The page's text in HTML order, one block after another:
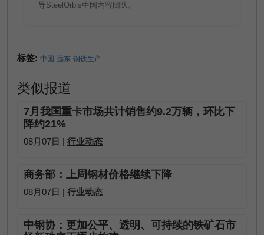
导SteelOrbis中国内容团队。
标签: 中国 远东 钢铁生产
类似报道
7月我国重卡市场共计销售约9.2万辆，环比下
降约21%
08月07日 | 行业动态
商务部：上周钢材价格继续下降
08月07日 | 行业动态
中钢协：更加公平、透明、可持续的铁矿石市